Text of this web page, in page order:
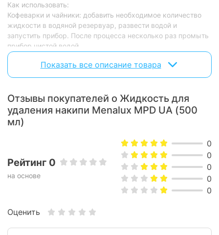
Как использовать:
Кофеварки и чайники: добавить необходимое количество
жидкости в водяной резервуар, развести водой и
запустить прибор. После процесса несколько раз промыть
прибор чистой водой.
Для утюгов: наполнить резервуар утюга раствором,
включить паровой режим и несколько раз пропарить, затем
Для стиральных и посудомоечных машин: добавить
средство в основное отделение моющих средств и
запустить прибор на полный цикл без загрузки.
Показать все описание товара
Отзывы покупателей о Жидкость для
удаления накипи Menalux MPD UA (500
мл)
Рейтинг 0
на основе
0
0
0
0
0
Оценить